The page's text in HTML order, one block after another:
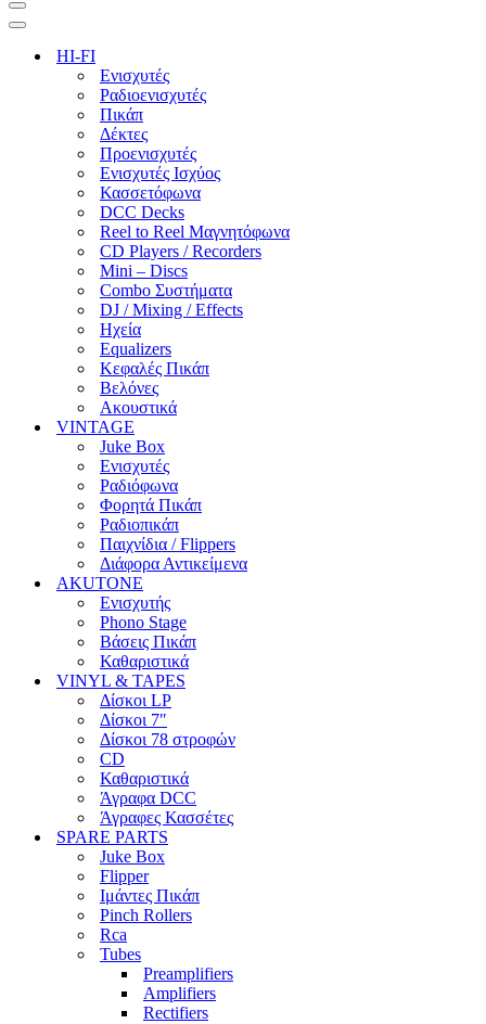
Μενού
πλοήγησης
Μενού
πλοήγησης
HI-FI
Ενισχυτές
Ραδιοενισχυτές
Πικάπ
Δέκτες
Προενισχυτές
Ενισχυτές Ισχύος
Κασσετόφωνα
DCC Decks
Reel to Reel Μαγνητόφωνα
CD Players / Recorders
Mini – Discs
Combo Συστήματα
DJ / Mixing / Effects
Ηχεία
Equalizers
Κεφαλές Πικάπ
Βελόνες
Ακουστικά
VINTAGE
Juke Box
Ενισχυτές
Ραδιόφωνα
Φορητά Πικάπ
Ραδιοπικάπ
Παιχνίδια / Flippers
Διάφορα Αντικείμενα
AKUTONE
Ενισχυτής
Phono Stage
Βάσεις Πικάπ
Καθαριστικά
VINYL & TAPES
Δίσκοι LP
Δίσκοι 7″
Δίσκοι 78 στροφών
CD
Καθαριστικά
Άγραφα DCC
Άγραφες Κασσέτες
SPARE PARTS
Juke Box
Flipper
Ιμάντες Πικάπ
Pinch Rollers
Rca
Tubes
Preamplifiers
Amplifiers
Rectifiers